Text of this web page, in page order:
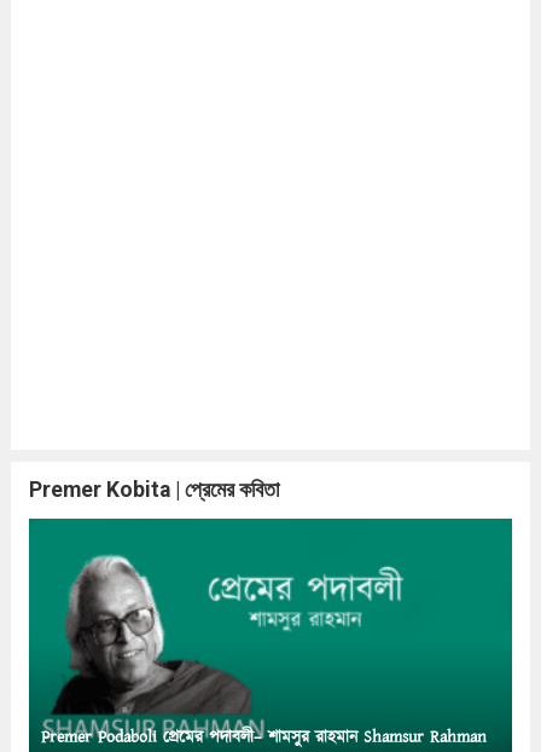
Premer Kobita | প্রেমের কবিতা
Premer Podaboli প্রেমের পদাবলী– শামসুর রাহমান Shamsur Rahman